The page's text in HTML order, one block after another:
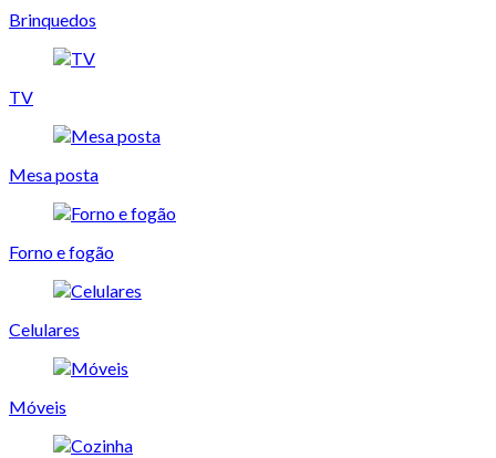
Brinquedos
TV
Mesa posta
Forno e fogão
Celulares
Móveis